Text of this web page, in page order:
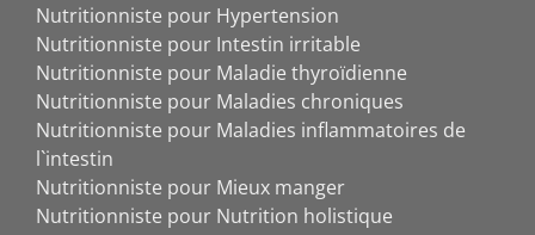
Nutritionniste pour Hypertension
Nutritionniste pour Intestin irritable
Nutritionniste pour Maladie thyroïdienne
Nutritionniste pour Maladies chroniques
Nutritionniste pour Maladies inflammatoires de
l`intestin
Nutritionniste pour Mieux manger
Nutritionniste pour Nutrition holistique